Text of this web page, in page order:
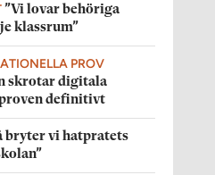
”Vi lovar behöriga
klassrum”
PROV
skrotar digitala
definitivt
bryter vi hatpratets